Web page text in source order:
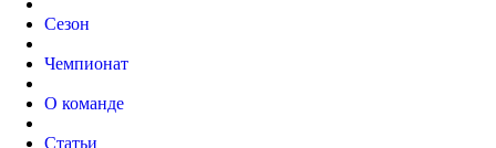
Сезон
Чемпионат
О команде
Статьи